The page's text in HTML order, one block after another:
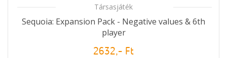
Társasjáték
Sequoia: Expansion Pack - Negative values & 6th
player
2632,- Ft